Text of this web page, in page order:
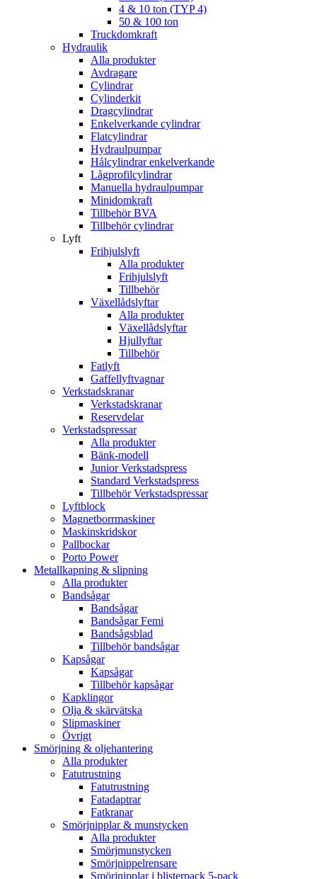
4 & 10 ton (TYP 4)
50 & 100 ton
Truckdomkraft
Hydraulik
Alla produkter
Avdragare
Cylindrar
Cylinderkit
Dragcylindrar
Enkelverkande cylindrar
Flatcylindrar
Hydraulpumpar
Hålcylindrar enkelverkande
Lågprofilcylindrar
Manuella hydraulpumpar
Minidomkraft
Tillbehör BVA
Tillbehör cylindrar
Lyft
Frihjulslyft
Alla produkter
Frihjulslyft
Tillbehör
Växellådslyftar
Alla produkter
Växellådslyftar
Hjullyftar
Tillbehör
Fatlyft
Gaffellyftvagnar
Verkstadskranar
Verkstadskranar
Reservdelar
Verkstadspressar
Alla produkter
Bänk-modell
Junior Verkstadspress
Standard Verkstadspress
Tillbehör Verkstadspressar
Lyftblock
Magnetborrmaskiner
Maskinskridskor
Pallbockar
Porto Power
Metallkapning & slipning
Alla produkter
Bandsågar
Bandsågar
Bandsågar Femi
Bandsågsblad
Tillbehör bandsågar
Kapsågar
Kapsågar
Tillbehör kapsågar
Kapklingor
Olja & skärvätska
Slipmaskiner
Övrigt
Smörjning & oljehantering
Alla produkter
Fatutrustning
Fatutrustning
Fatadaptrar
Fatkranar
Smörjnipplar & munstycken
Alla produkter
Smörjmunstycken
Smörjnippelrensare
Smörjnipplar i blisterpack 5-pack